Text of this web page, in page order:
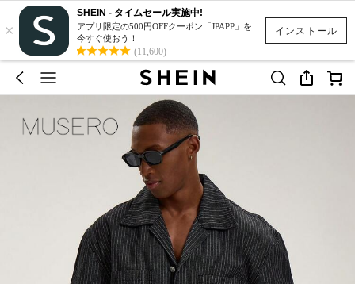
インストール
×
SHEIN - タイムセール実施中!
アプリ限定の500円OFFクーポン「JPAPP」を
今すぐ使おう！
(11,600)